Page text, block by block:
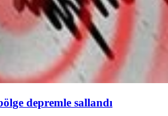
depremle sallandı